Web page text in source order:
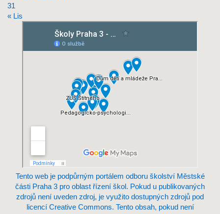
31
« Lis
Tento web je podpůrným portálem odboru školství Městské
části Praha 3 pro oblast řízení škol. Pokud u publikovaných
zdrojů není uveden zdroj, je využito dostupných zdrojů pod
licencí Creative Commons. Tento obsah, pokud není